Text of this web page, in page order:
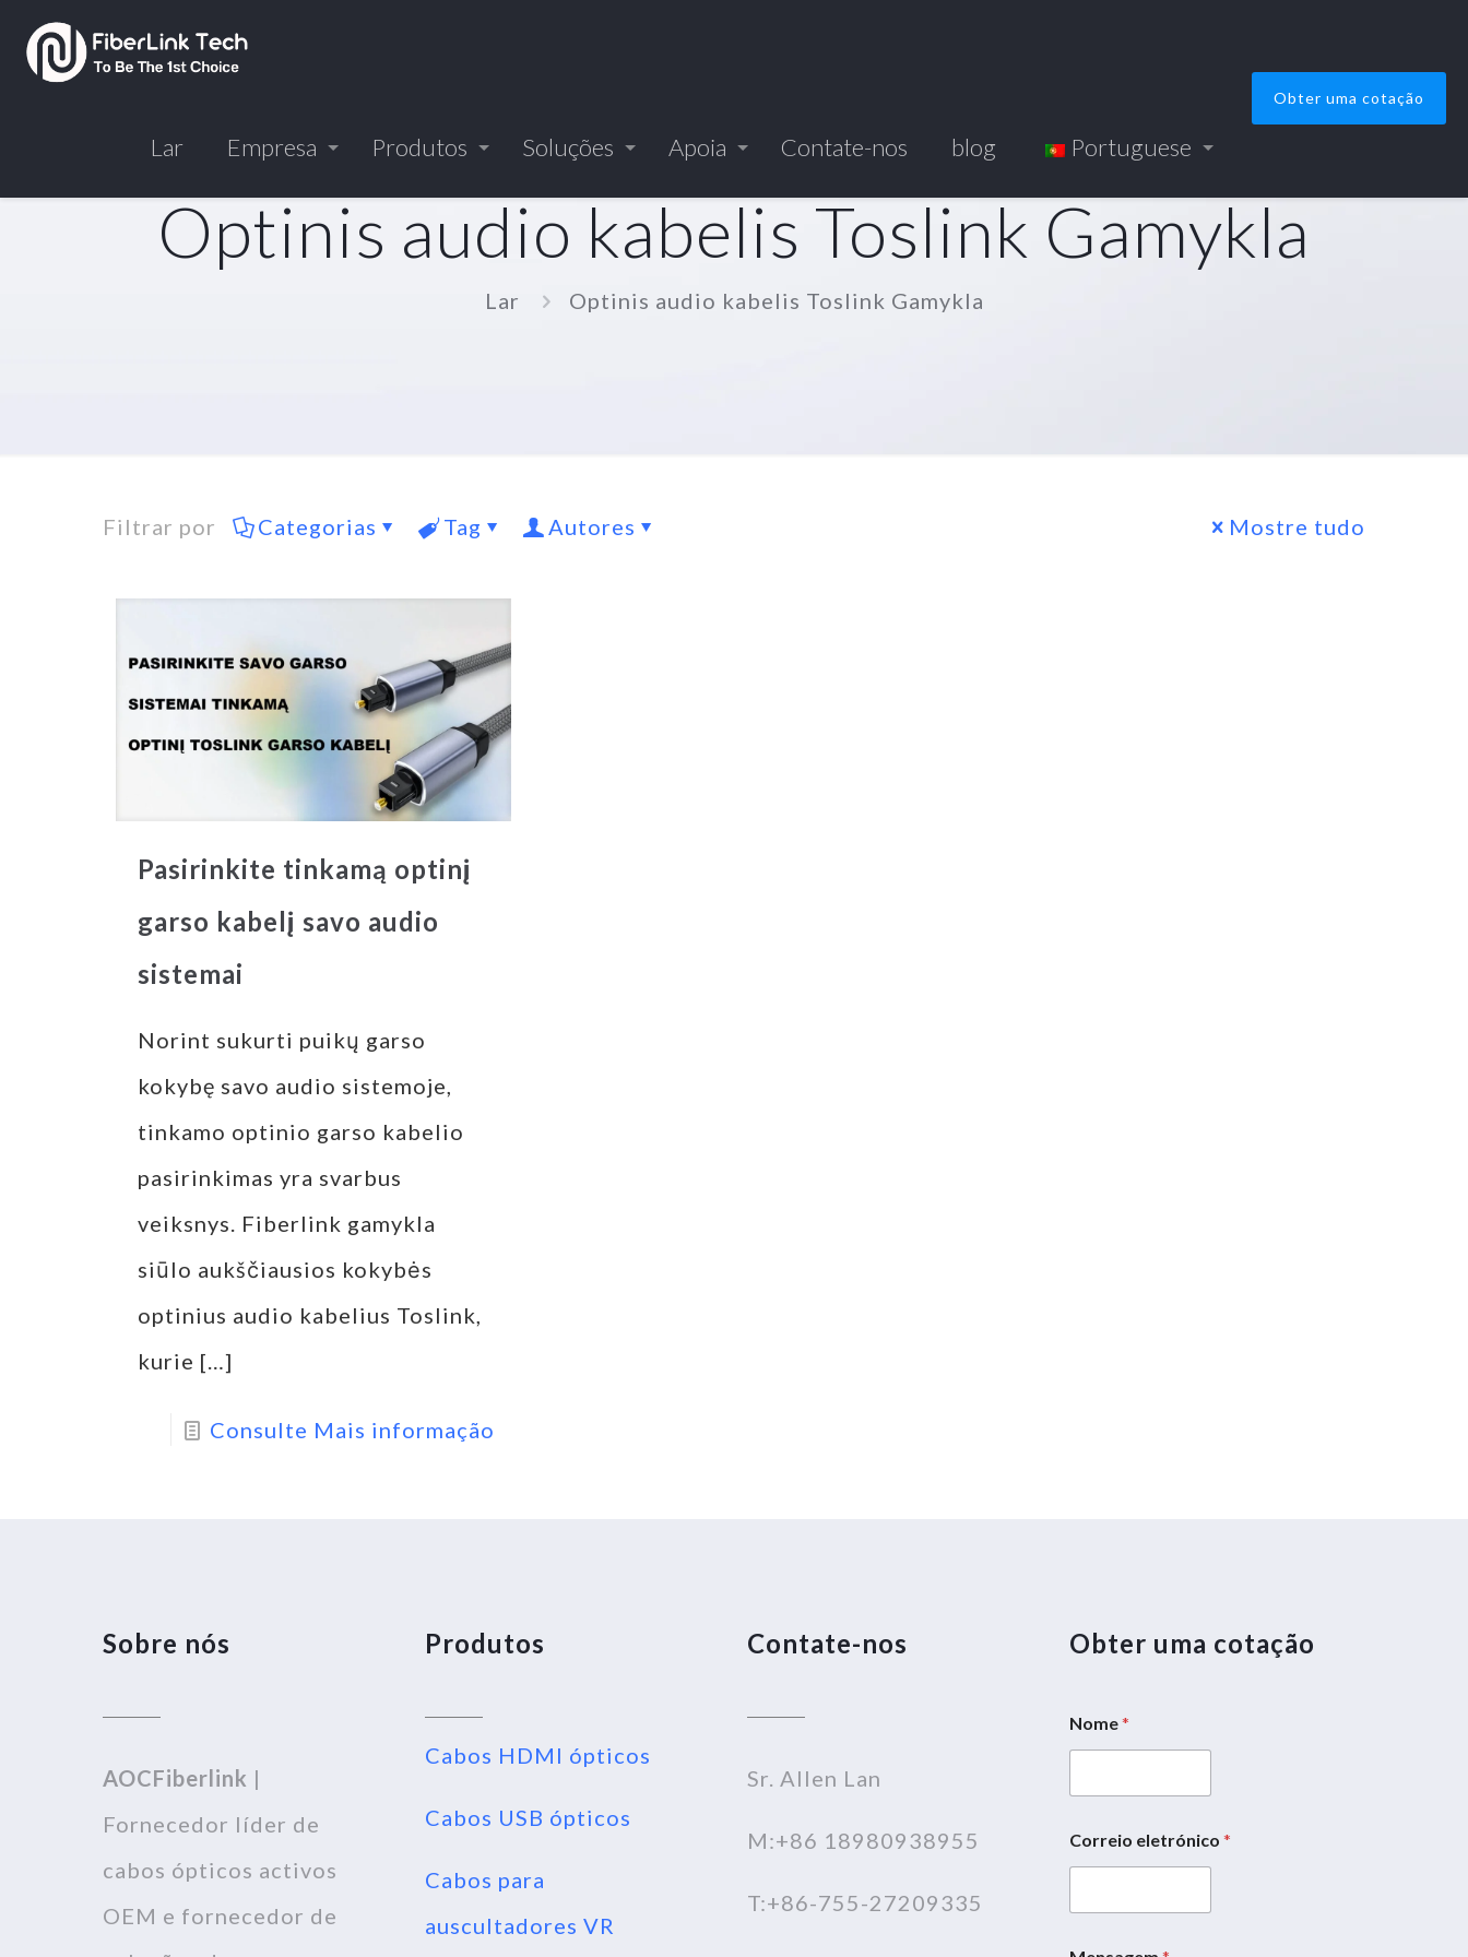
Lar Empresa Produtos Soluções Apoia Contate-nos blog Portuguese
Obter uma cotação
Optinis audio kabelis Toslink Gamykla
Lar Optinis audio kabelis Toslink Gamykla
Filtrar por Categorias Tag Autores Mostre tudo
Pasirinkite tinkamą optinį
garso kabelį savo audio
sistemai
Norint sukurti puikų garso
kokybę savo audio sistemoje,
tinkamo optinio garso kabelio
pasirinkimas yra svarbus
veiksnys. Fiberlink gamykla
siūlo aukščiausios kokybės
optinius audio kabelius Toslink,
kurie […]
Consulte Mais informação
Sobre nós
AOCFiberlink |
Fornecedor líder de
cabos ópticos activos
OEM e fornecedor de
Produtos
Cabos HDMI ópticos
Cabos USB ópticos
Cabos para
auscultadores VR
Contate-nos
Sr. Allen Lan
M:+86 18980938955
T:+86-755-27209335
Obter uma cotação
Nome*
C
r
e
Correio eletrónico *